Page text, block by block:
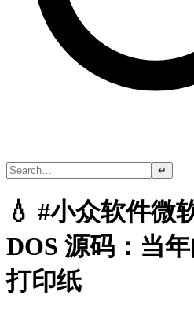
↵
💧 #小众软件微
DOS 源码：当
打印纸